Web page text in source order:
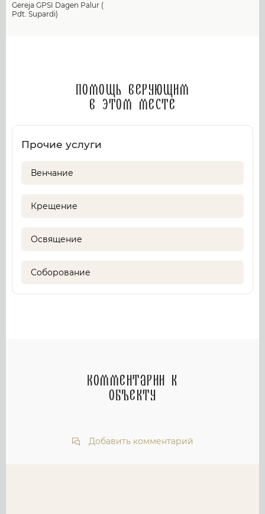
Gereja GPSI Dagen Palur (
Pdt. Supardi)
Помощь верующим
в этом месте
Прочие услуги
Венчание
Крещение
Освящение
Соборование
Комментарии к
объекту
Добавить комментарий